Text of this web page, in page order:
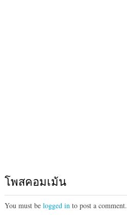
โพสคอมเม้น
You must be logged into post a comment.